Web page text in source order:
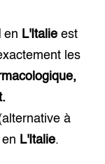
en L'Italieest
les
à
L'Italie.